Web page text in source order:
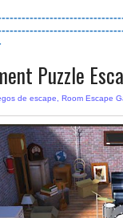
Puzzle
de escape, Room Escape